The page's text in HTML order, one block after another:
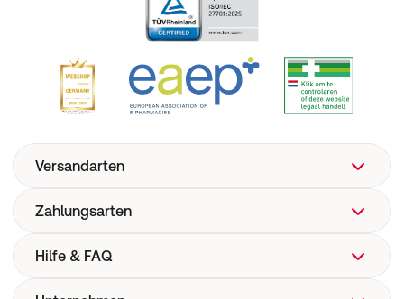
Versandarten
Zahlungsarten
Hilfe & FAQ